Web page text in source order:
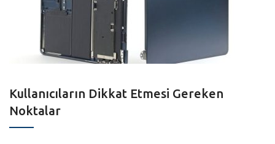
Kullanıcıların Dikkat Etmesi Gereken
Noktalar